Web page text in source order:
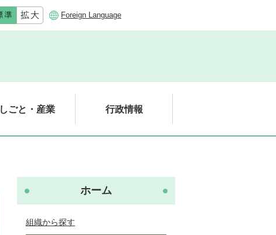
Foreign Language
しごと・産業 行政情報
ホーム
組織から探す